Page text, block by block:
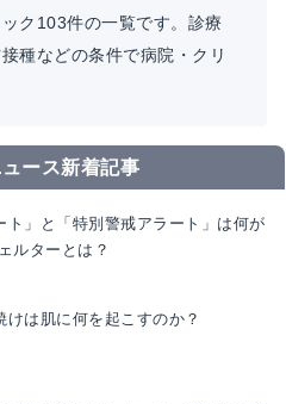
ク103件の一覧です。診療
種などの条件で病院・クリ
ース新着記事
ト」と「特別警戒アラート」は何が
ルターとは？
けは肌に何を起こすのか？